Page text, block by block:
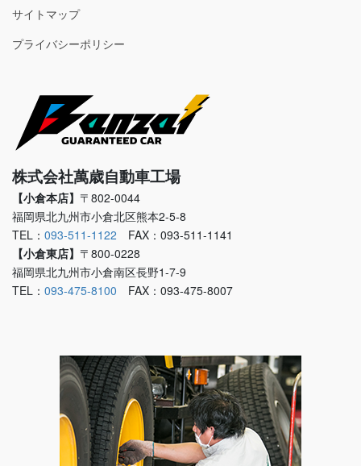
サイトマップ
プライバシーポリシー
株式会社萬歳自動車工場
【小倉本店】 〒802-0044
福岡県北九州市小倉北区熊本2-5-8
TEL： 093-511-1122 FAX：093-511-1141
【小倉東店】 〒800-0228
福岡県北九州市小倉南区長野1-7-9
TEL： 093-475-8100 FAX：093-475-8007